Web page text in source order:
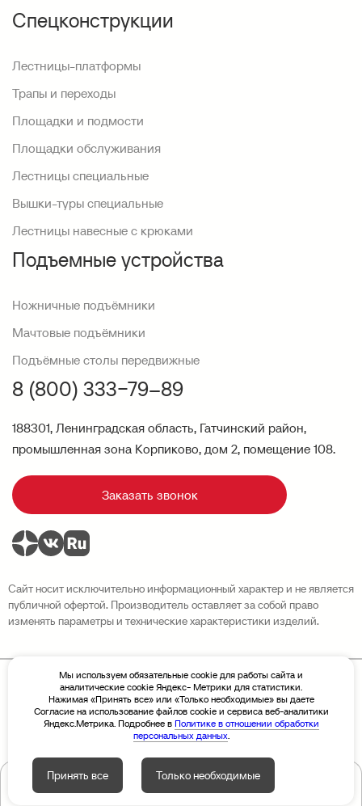
Спецконструкции
Лестницы-платформы
Трапы и переходы
Площадки и подмости
Площадки обслуживания
Лестницы специальные
Вышки-туры специальные
Лестницы навесные с крюками
Подъемные устройства
Ножничные подъёмники
Мачтовые подъёмники
Подъёмные столы передвижные
8 (800) 333−79–89
188301, Ленинградская область, Гатчинский район,
промышленная зона Корпиково, дом 2, помещение 108.
Заказать звонок
Сайт носит исключительно информационный характер и не является
публичной офертой. Производитель оставляет за собой право
изменять параметры и технические характеристики изделий.
Политика конфиденциальности
Разработка сайта Sivachёv & Sivachёv
© 2026 Завод высотных конструкций «Новая Высота»
Мы используем обязательные cookie для работы сайта и
аналитические cookie Яндекс- Метрики для статистики.
Нажимая «Принять все» или «Только необходимые» вы даете
Согласие на использование файлов cookie и сервиса веб-аналитики
Яндекс.Метрика. Подробнее в Политике в отношении обработки
персональных данных.
Принять все Только необходимые